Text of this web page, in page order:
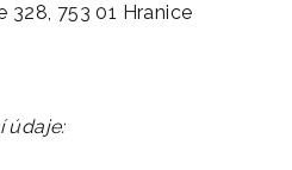
328, 753 01 Hranice
údaje: